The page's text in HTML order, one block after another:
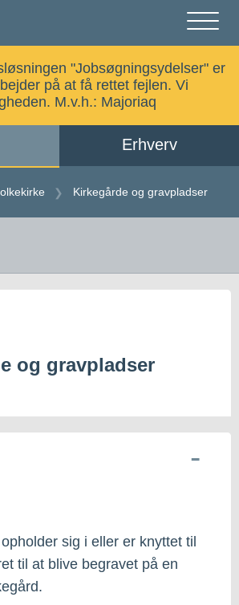
luk
Selvbetjening
Kalaallisut
"Jobsøgningsydelser" er
på at få rettet fejlen. Vi
M.v.h.: Majoriaq
Erhverv
Kirkegårde og gravpladser
og gravpladser
sig i eller er knyttet til
til at blive begravet på en